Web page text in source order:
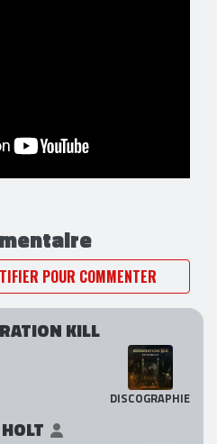
POUR COMMENTER
KILL
DISCOGRAPHIE